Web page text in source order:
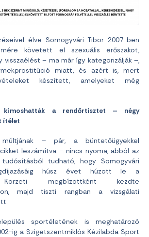
élve Somogyvári Tibor 2007-ben
követett el szexuális erőszakot,
visszaélést – ma már így kategorizálják –,
miatt, és azért is, mert
készített, amelyeket még
kimoshatták a rendőrtisztet – négy
ítélet
– pár, a büntetőügyekkel
leszámítva – nincs nyoma, abból az
tudható, hogy Somogyvári
húsz évet húzott le a
Körzeti megbízottként kezdte
majd tiszti rangban a vizsgálati
sportéletének is meghatározó
ig a Szigetszentmiklós Kézilabda Sport